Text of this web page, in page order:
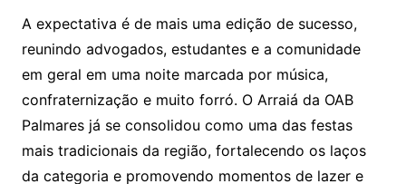
A expectativa é de mais uma edição de sucesso,
reunindo advogados, estudantes e a comunidade
em geral em uma noite marcada por música,
confraternização e muito forró. O Arraiá da OAB
Palmares já se consolidou como uma das festas
mais tradicionais da região, fortalecendo os laços
da categoria e promovendo momentos de lazer e